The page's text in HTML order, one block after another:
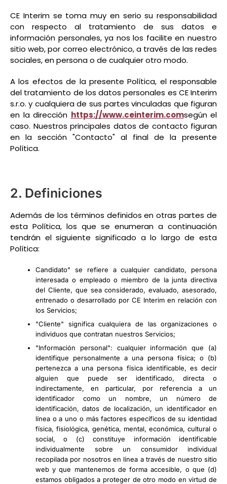
CE Interim se toma muy en serio su responsabilidad
con respecto al tratamiento de sus datos e
información personales, ya nos los facilite en nuestro
sitio web, por correo electrónico, a través de las redes
sociales, en persona o de cualquier otro modo.
A los efectos de la presente Política, el responsable
del tratamiento de los datos personales es CE Interim
s.r.o. y cualquiera de sus partes vinculadas que figuran
en la dirección https://www.ceinterim.comsegún el
caso. Nuestros principales datos de contacto figuran
en la sección "Contacto" al final de la presente
Política.
2. Definiciones
Además de los términos definidos en otras partes de
esta Política, los que se enumeran a continuación
tendrán el siguiente significado a lo largo de esta
Política:
Candidato" se refiere a cualquier candidato, persona
interesada o empleado o miembro de la junta directiva
del Cliente, que sea considerado, evaluado, asesorado,
entrenado o desarrollado por CE Interim en relación con
los Servicios;
"Cliente" significa cualquiera de las organizaciones o
individuos que contratan nuestros Servicios;
"Información personal": cualquier información que (a)
identifique personalmente a una persona física; o (b)
pertenezca a una persona física identificable, es decir
alguien que puede ser identificado, directa o
indirectamente, en particular, por referencia a un
identificador como un nombre, un número de
identificación, datos de localización, un identificador en
línea o a uno o más factores específicos de su identidad
física, fisiológica, genética, mental, económica, cultural o
social, o (c) constituye información identificable
individualmente sobre un consumidor individual
recopilada por nosotros en línea a través de nuestro sitio
web y que mantenemos de forma accesible, o que (d)
estamos obligados a proteger de otro modo en virtud de